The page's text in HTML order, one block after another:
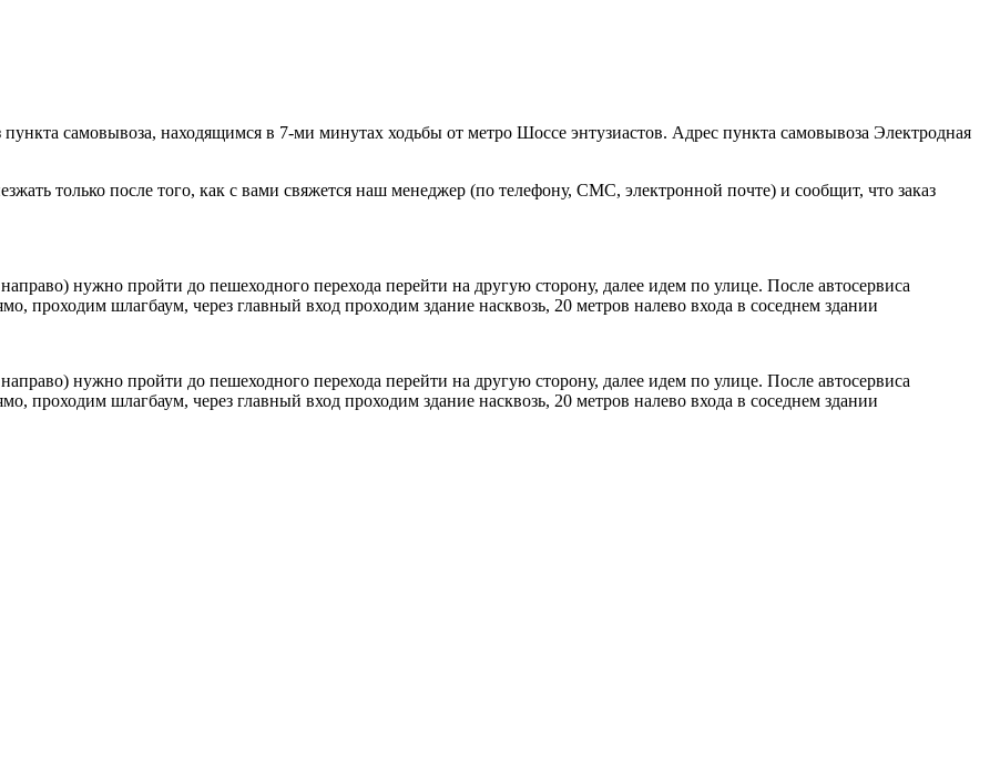
самовывоза, находящимся в 7-ми минутах ходьбы от метро Шоссе энтузиастов. Адрес пункта самовывоза Электродная
только после того, как с вами свяжется наш менеджер (по телефону, СМС, электронной почте) и сообщит, что заказ
нужно пройти до пешеходного перехода перейти на другую сторону, далее идем по улице. После автосервиса
проходим шлагбаум, через главный вход проходим здание насквозь, 20 метров налево входа в соседнем здании
нужно пройти до пешеходного перехода перейти на другую сторону, далее идем по улице. После автосервиса
проходим шлагбаум, через главный вход проходим здание насквозь, 20 метров налево входа в соседнем здании